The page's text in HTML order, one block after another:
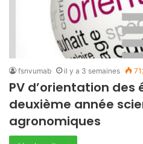
fsnvumab il y a 3 semaines
PV d’orientation
deuxième année
agronomiques